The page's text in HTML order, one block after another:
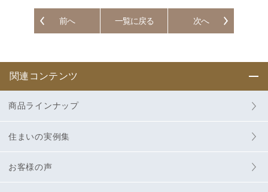
前へ 一覧に戻る 次へ
関連コンテンツ
商品ラインナップ
住まいの実例集
お客様の声